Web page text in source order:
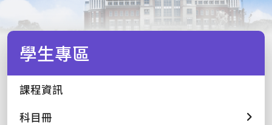
學生專區
課程資訊
科目冊